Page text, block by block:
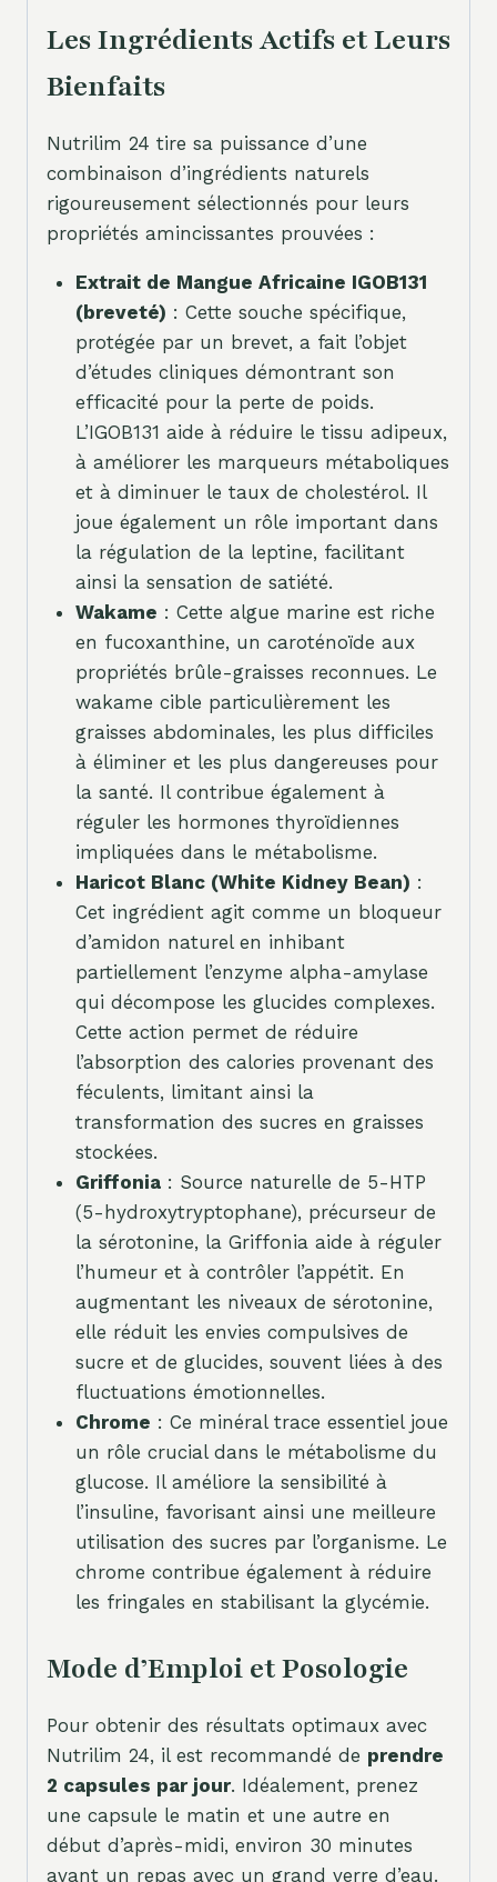
Les Ingrédients Actifs et Leurs
Bienfaits
Nutrilim 24 tire sa puissance d’une
combinaison d’ingrédients naturels
rigoureusement sélectionnés pour leurs
propriétés amincissantes prouvées :
Extrait de Mangue Africaine IGOB131
(breveté) : Cette souche spécifique,
protégée par un brevet, a fait l’objet
d’études cliniques démontrant son
efficacité pour la perte de poids.
L’IGOB131 aide à réduire le tissu adipeux,
à améliorer les marqueurs métaboliques
et à diminuer le taux de cholestérol. Il
joue également un rôle important dans
la régulation de la leptine, facilitant
ainsi la sensation de satiété.
Wakame : Cette algue marine est riche
en fucoxanthine, un caroténoïde aux
propriétés brûle-graisses reconnues. Le
wakame cible particulièrement les
graisses abdominales, les plus difficiles
à éliminer et les plus dangereuses pour
la santé. Il contribue également à
réguler les hormones thyroïdiennes
impliquées dans le métabolisme.
Haricot Blanc (White Kidney Bean) :
Cet ingrédient agit comme un bloqueur
d’amidon naturel en inhibant
partiellement l’enzyme alpha-amylase
qui décompose les glucides complexes.
Cette action permet de réduire
l’absorption des calories provenant des
féculents, limitant ainsi la
transformation des sucres en graisses
stockées.
Griffonia: Source naturelle de 5-HTP
(5-hydroxytryptophane), précurseur de
la sérotonine, la Griffonia aide à réguler
l’humeur et à contrôler l’appétit. En
augmentant les niveaux de sérotonine,
elle réduit les envies compulsives de
sucre et de glucides, souvent liées à des
fluctuations émotionnelles.
Chrome : Ce minéral trace essentiel joue
un rôle crucial dans le métabolisme du
glucose. Il améliore la sensibilité à
l’insuline, favorisant ainsi une meilleure
utilisation des sucres par l’organisme. Le
chrome contribue également à réduire
les fringales en stabilisant la glycémie.
Mode d’Emploi et Posologie
Pour obtenir des résultats optimaux avec
Nutrilim 24, il est recommandé de prendre
2 capsules par jour. Idéalement, prenez
une capsule le matin et une autre en
début d’après-midi, environ 30 minutes
avant un repas avec un grand verre d’eau.